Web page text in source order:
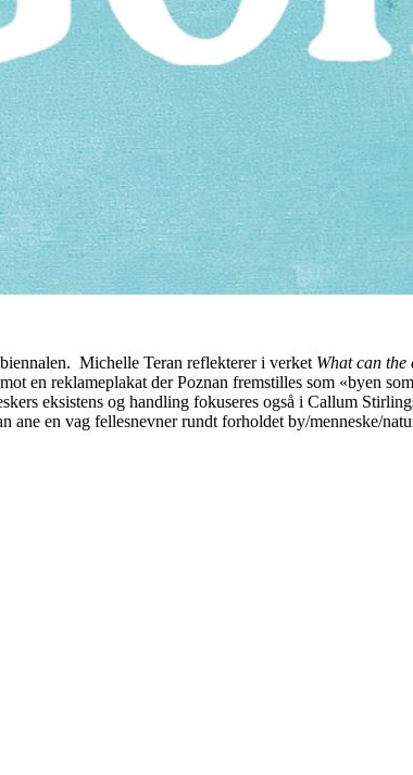
Michelle Teran reflekterer i verket What can
en reklameplakat der Poznan fremstilles som «byen
eksistens og handling fokuseres også i Callum
en vag fellesnevner rundt forholdet by/menneske/